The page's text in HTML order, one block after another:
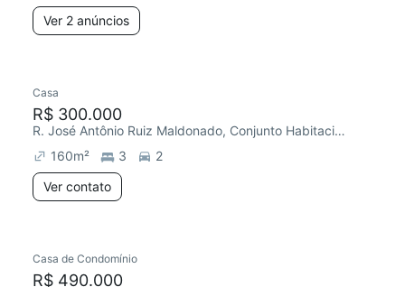
Ver 2 anúncios
Casa
R$ 300.000
R. José Antônio Ruiz Maldonado, Conjunto Habitacional Júlio de Mesquita Filho
160m² 3
2
Ver contato
Redecorar
Casa de Condomínio
R$ 490.000